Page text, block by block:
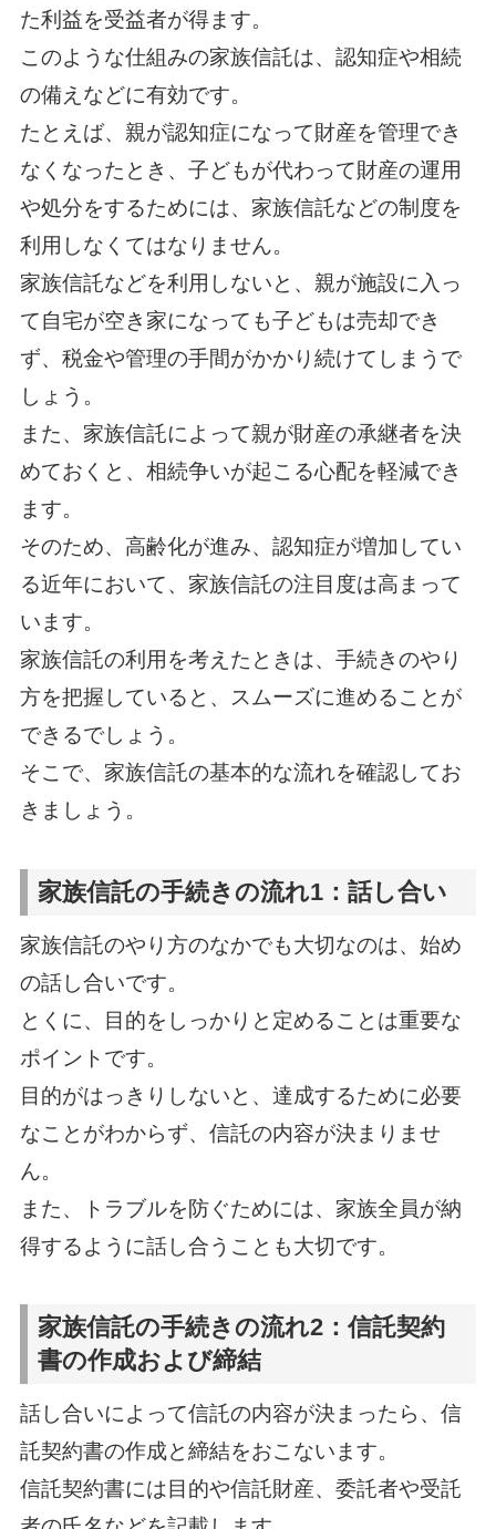
た利益を受益者が得ます。
このような仕組みの家族信託は、認知症や相続
の備えなどに有効です。
たとえば、親が認知症になって財産を管理でき
なくなったとき、子どもが代わって財産の運用
や処分をするためには、家族信託などの制度を
利用しなくてはなりません。
家族信託などを利用しないと、親が施設に入っ
て自宅が空き家になっても子どもは売却でき
ず、税金や管理の手間がかかり続けてしまうで
しょう。
また、家族信託によって親が財産の承継者を決
めておくと、相続争いが起こる心配を軽減でき
ます。
そのため、高齢化が進み、認知症が増加してい
る近年において、家族信託の注目度は高まって
います。
家族信託の利用を考えたときは、手続きのやり
方を把握していると、スムーズに進めることが
できるでしょう。
そこで、家族信託の基本的な流れを確認してお
きましょう。
家族信託の手続きの流れ1：話し合い
家族信託のやり方のなかでも大切なのは、始め
の話し合いです。
とくに、目的をしっかりと定めることは重要な
ポイントです。
目的がはっきりしないと、達成するために必要
なことがわからず、信託の内容が決まりませ
ん。
また、トラブルを防ぐためには、家族全員が納
得するように話し合うことも大切です。
家族信託の手続きの流れ2：信託契約
書の作成および締結
話し合いによって信託の内容が決まったら、信
託契約書の作成と締結をおこないます。
信託契約書には目的や信託財産、委託者や受託